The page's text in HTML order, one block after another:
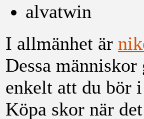
alvatwin
I allmänhet är
Dessa
enkelt att du bör
Köpa skor när